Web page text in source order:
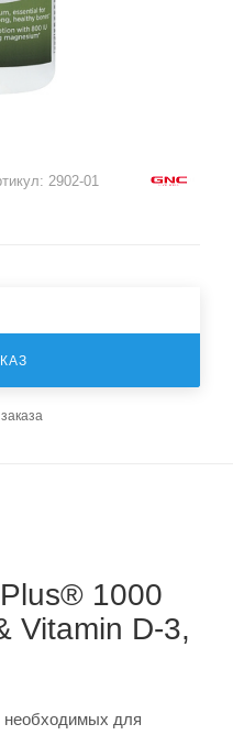
2902-01
1000
Vitamin D-3,
необходимых для